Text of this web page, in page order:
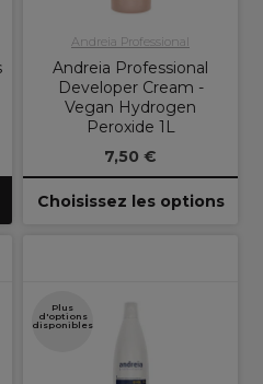
Andreia Professional
Andreia Professional
Developer Cream -
Vegan Hydrogen
Peroxide 1L
7,50 €
Choisissez les options
Plus
d'options
disponibles